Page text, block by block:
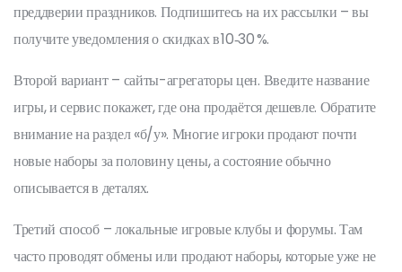
преддверии праздников. Подпишитесь на их рассылки – вы
получите уведомления о скидках в 10‑30 %.
Второй вариант – сайты-агрегаторы цен. Введите название
игры, и сервис покажет, где она продаётся дешевле. Обратите
внимание на раздел «б/у». Многие игроки продают почти
новые наборы за половину цены, а состояние обычно
описывается в деталях.
Третий способ – локальные игровые клубы и форумы. Там
часто проводят обмены или продают наборы, которые уже не